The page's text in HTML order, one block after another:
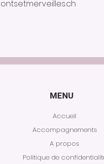
MENU
Accueil
Accompagnements
A propos
Politique de